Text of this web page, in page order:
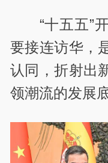
“十五五”
要接连访华，
认同，折射出
领潮流的发展